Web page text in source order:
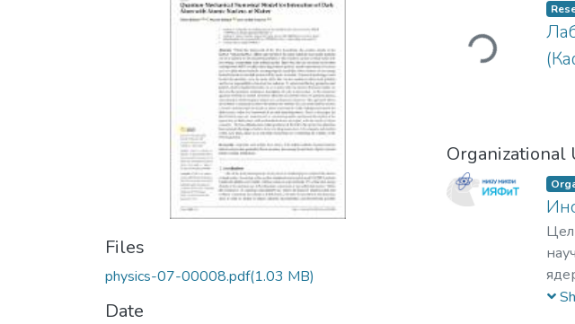
Files
physics-07-00008.pdf(1.03 MB)
Date
Loading...
Organizational